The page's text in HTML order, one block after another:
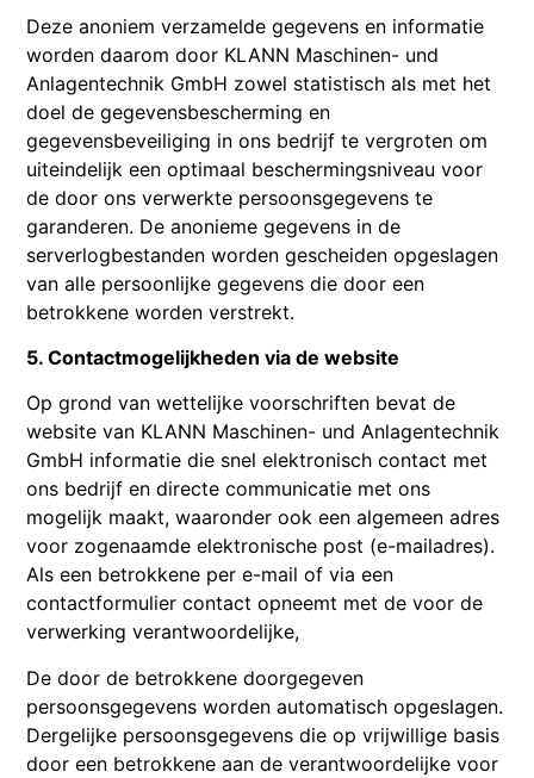
Deze anoniem verzamelde gegevens en informatie
worden daarom door KLANN Maschinen- und
Anlagentechnik GmbH zowel statistisch als met het
doel de gegevensbescherming en
gegevensbeveiliging in ons bedrijf te vergroten om
uiteindelijk een optimaal beschermingsniveau voor
de door ons verwerkte persoonsgegevens te
garanderen. De anonieme gegevens in de
serverlogbestanden worden gescheiden opgeslagen
van alle persoonlijke gegevens die door een
betrokkene worden verstrekt.
5. Contactmogelijkheden via de website
Op grond van wettelijke voorschriften bevat de
website van KLANN Maschinen- und Anlagentechnik
GmbH informatie die snel elektronisch contact met
ons bedrijf en directe communicatie met ons
mogelijk maakt, waaronder ook een algemeen adres
voor zogenaamde elektronische post (e-mailadres).
Als een betrokkene per e-mail of via een
contactformulier contact opneemt met de voor de
verwerking verantwoordelijke,
De door de betrokkene doorgegeven
persoonsgegevens worden automatisch opgeslagen.
Dergelijke persoonsgegevens die op vrijwillige basis
door een betrokkene aan de verantwoordelijke voor